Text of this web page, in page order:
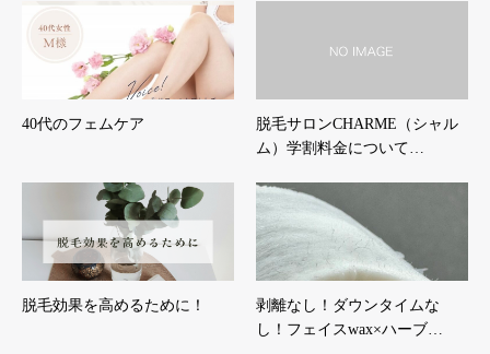
40代のフェムケア
脱毛サロンCHARME（シャル
ム）学割料金について…
脱毛効果を高めるために！
剥離なし！ダウンタイムな
し！フェイスwax×ハーブ…